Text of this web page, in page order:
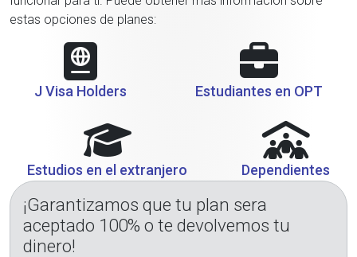
estas opciones de planes:
J Visa Holders Estudiantes en OPT
Estudios en el extranjero Dependientes
¡Garantizamos que tu plan sera
aceptado 100% o te devolvemos tu
dinero!